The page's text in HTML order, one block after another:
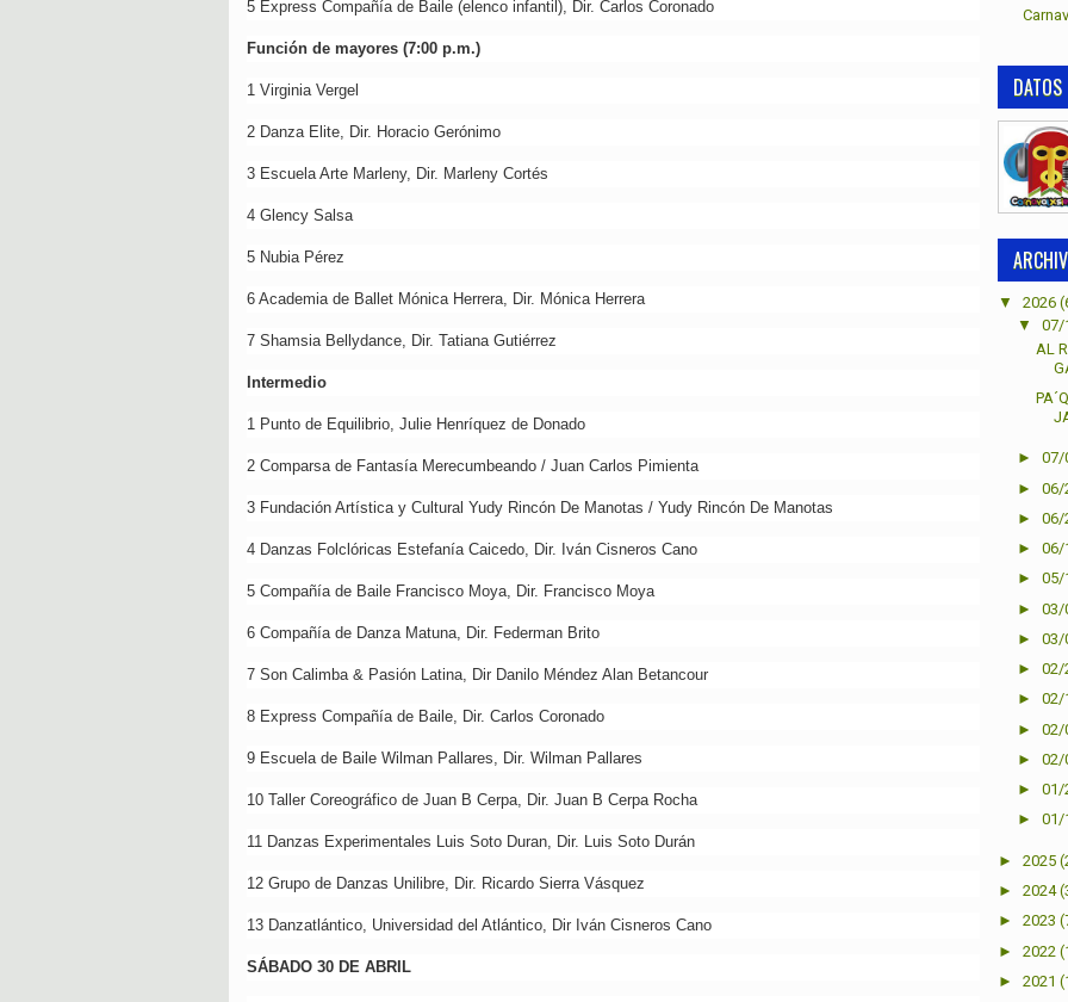
5 Express Compañía de Baile (elenco infantil), Dir. Carlos Coronado
Función de mayores (7:00 p.m.)
1 Virginia Vergel
2 Danza Elite, Dir. Horacio Gerónimo
3 Escuela Arte Marleny, Dir. Marleny Cortés
4 Glency Salsa
5 Nubia Pérez
6 Academia de Ballet Mónica Herrera, Dir. Mónica Herrera
7 Shamsia Bellydance, Dir. Tatiana Gutiérrez
Intermedio
1 Punto de Equilibrio, Julie Henríquez de Donado
2 Comparsa de Fantasía Merecumbeando / Juan Carlos Pimienta
3 Fundación Artística y Cultural Yudy Rincón De Manotas / Yudy Rincón De Manotas
4 Danzas Folclóricas Estefanía Caicedo, Dir. Iván Cisneros Cano
5 Compañía de Baile Francisco Moya, Dir. Francisco Moya
6 Compañía de Danza Matuna, Dir. Federman Brito
7 Son Calimba & Pasión Latina, Dir Danilo Méndez Alan Betancour
8 Express Compañía de Baile, Dir. Carlos Coronado
9 Escuela de Baile Wilman Pallares, Dir. Wilman Pallares
10 Taller Coreográfico de Juan B Cerpa, Dir. Juan B Cerpa Rocha
11 Danzas Experimentales Luis Soto Duran, Dir. Luis Soto Durán
12 Grupo de Danzas Unilibre, Dir. Ricardo Sierra Vásquez
13 Danzatlántico, Universidad del Atlántico, Dir Iván Cisneros Cano
SÁBADO 30 DE ABRIL
DATOS
▼ 2026
▼ 07/
AL
► 07/
► 06/
► 06/
► 06/
► 05/
► 03/
► 03/
► 02/
► 02/
► 02/
► 02/
► 01/
► 01/
► 2025
► 2024
► 2023
► 2022
► 2021